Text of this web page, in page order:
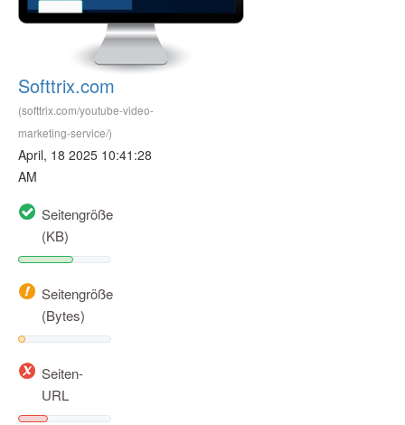
Softtrix.com
(softtrix.com/youtube-video-
marketing-service/)
April, 18 2025 10:41:28
AM
Seitengröße
(KB)
Seitengröße
(Bytes)
Seiten-
URL